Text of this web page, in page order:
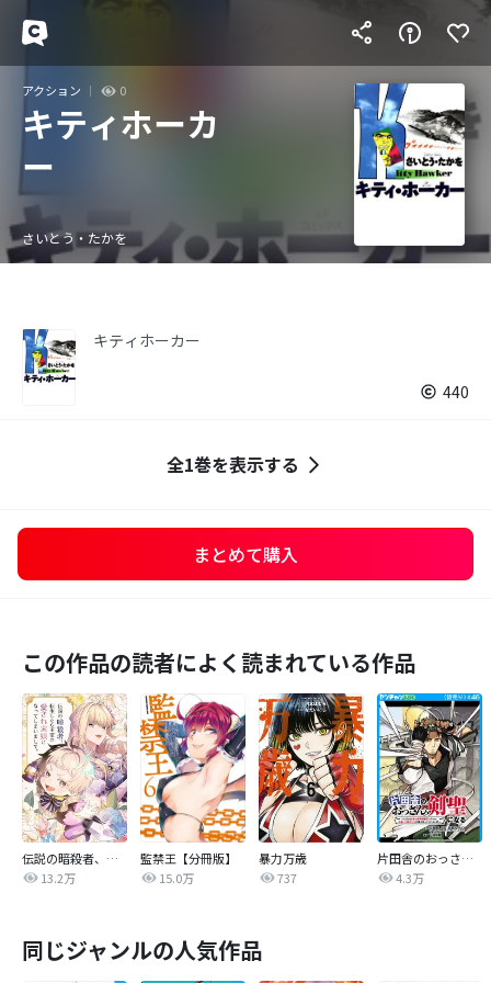
アクション 0
キティホーカ
ー
さいとう・たかを
キティホーカー
440
全1巻を表示する
まとめて購入
この作品の読者によく読まれている作品
伝説の暗殺者、転生したら王家の愛され末娘になってしまいまして。【タテヨミ】
13.2万
監禁王【分冊版】
15.0万
暴力万歳
737
片田舎のおっさん、剣聖になる～ただの田舎の剣術師範だったのに、大成した弟子たちが俺を放ってくれない件～(話売り)
4.3万
同じジャンルの人気作品